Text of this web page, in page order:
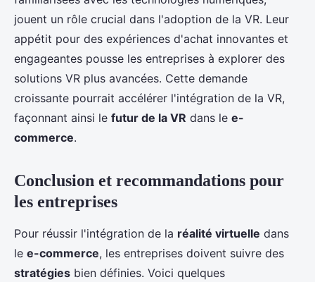
jouent un rôle crucial dans l'adoption de la VR. Leur
appétit pour des expériences d'achat innovantes et
engageantes pousse les entreprises à explorer des
solutions VR plus avancées. Cette demande
croissante pourrait accélérer l'intégration de la VR,
façonnant ainsi le futur de la VR dans le e-
commerce.
Conclusion et recommandations pour
les entreprises
Pour réussir l'intégration de la réalité virtuelle dans
le e-commerce, les entreprises doivent suivre des
stratégies bien définies. Voici quelques